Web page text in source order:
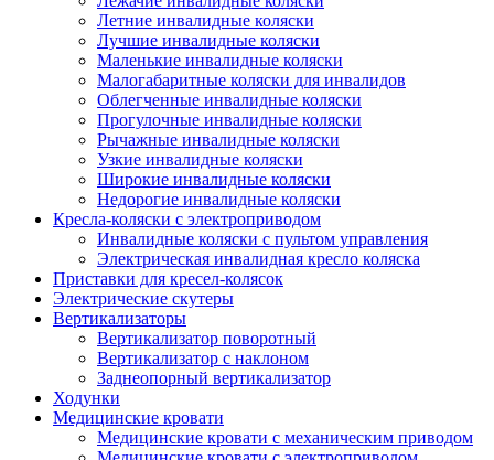
Летние инвалидные коляски
Лучшие инвалидные коляски
Маленькие инвалидные коляски
Малогабаритные коляски для инвалидов
Облегченные инвалидные коляски
Прогулочные инвалидные коляски
Рычажные инвалидные коляски
Узкие инвалидные коляски
Широкие инвалидные коляски
Недорогие инвалидные коляски
Кресла-коляски с электроприводом
Инвалидные коляски с пультом управления
Электрическая инвалидная кресло коляска
Приставки для кресел-колясок
Электрические скутеры
Вертикализаторы
Вертикализатор поворотный
Вертикализатор с наклоном
Заднеопорный вертикализатор
Ходунки
Медицинские кровати
Медицинские кровати с механическим приводом